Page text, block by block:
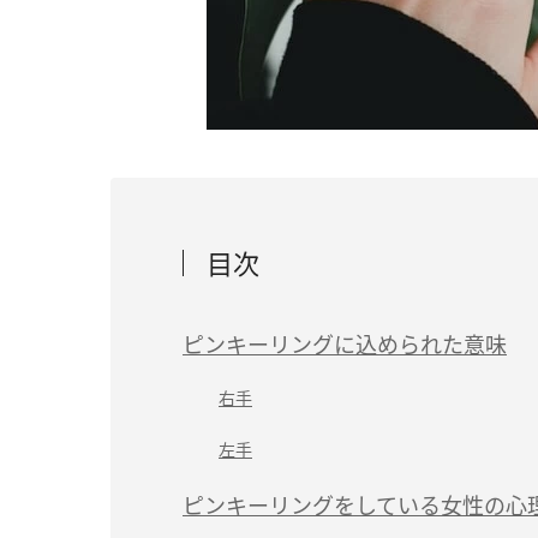
目次
ピンキーリングに込められた意味
右手
左手
ピンキーリングをしている女性の心